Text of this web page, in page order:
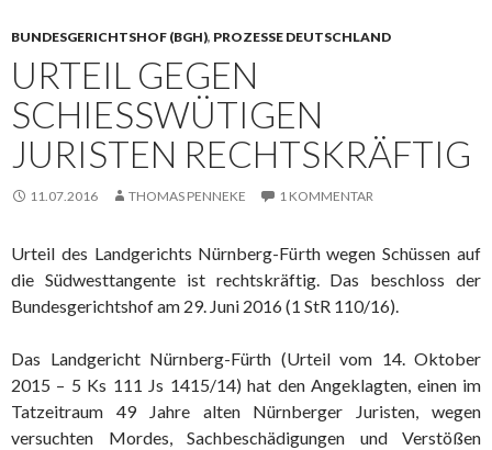
BUNDESGERICHTSHOF (BGH), PROZESSE DEUTSCHLAND
URTEIL GEGEN
SCHIESSWÜTIGEN J
URISTEN RECHTSKRÄFTIG
11.07.2016 THOMAS PENNEKE 1 KOMMENTAR
Urteil des Landgerichts Nürnberg-Fürth wegen Schüssen auf
die Südwesttangente ist rechtskräftig. Das beschloss der
Bundesgerichtshof am 29. Juni 2016 (1 StR 110/16).
Das Landgericht Nürnberg-Fürth (Urteil vom 14. Oktober
2015 – 5 Ks 111 Js 1415/14) hat den Angeklagten, einen im
Tatzeitraum 49 Jahre alten Nürnberger Juristen, wegen
versuchten Mordes, Sachbeschädigungen und Verstößen